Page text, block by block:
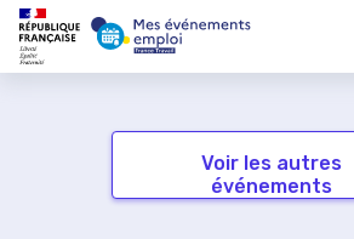
Voir les autres
événements